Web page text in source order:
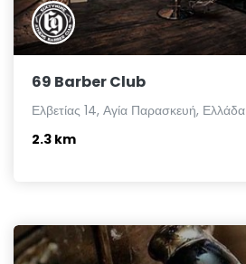
69 Barber Club
Ελβετίας 14, Αγία Παρασκευή, Ελλάδα
2.3 km